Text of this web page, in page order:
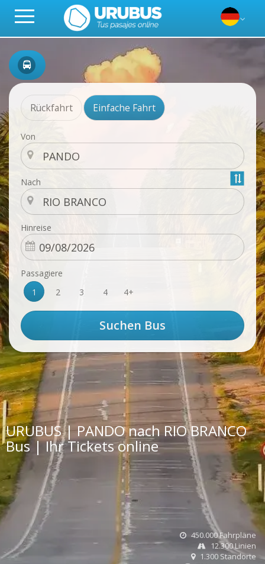
Rückfahrt Einfache Fahrt
Von
Nach
Hinreise
Passagiere
1
2 3 4 4+
URUBUS | PANDO nach RIO BRANCO
Bus | Ihr Tickets online
450.000 Fahrpläne
12.300 Linien
1.300 Standorte